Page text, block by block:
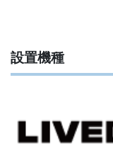
設置機種